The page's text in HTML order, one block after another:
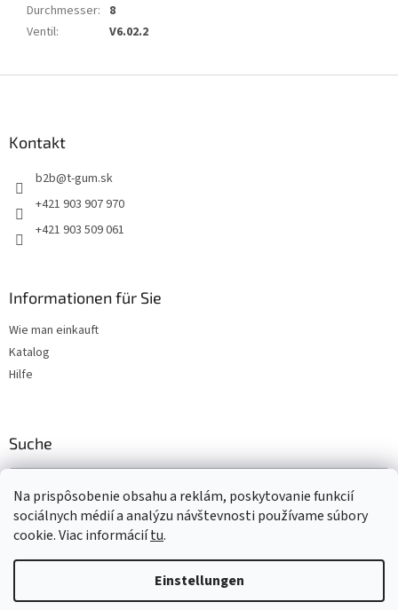
Na prispôsobenie obsahu a reklám, poskytovanie funkcií
sociálnych médií a analýzu návštevnosti používame súbory
cookie. Viac informáciítu.
Einstellungen
Durchmesser: 8
Ventil: V6.02.2
Kontakt
b2b@t-gum.sk
+421 903 907 970
+421 903 509 061
Informationen für Sie
Wie man einkauft
Katalog
Hilfe
Suche
SUCHEN